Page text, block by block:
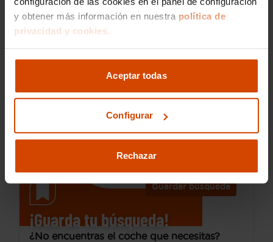
y obtener más información en nuestra política de
privacidad y cookies.
Aceptar todas
Configurar
Rechazar
Desde 187 € /mes*
Opel Zafira Tourer
1.6 T S/S Innovation Auto
2019
97.192 km
Automática
Ciudad Real
Guardar búsqueda
¡Guarda tu búsqueda!
¿No encuentras el coche que necesitas?